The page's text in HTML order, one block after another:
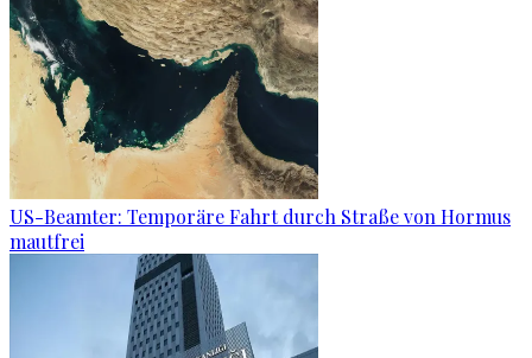
US-Beamter: Temporäre Fahrt durch Straße von Hormus
mautfrei